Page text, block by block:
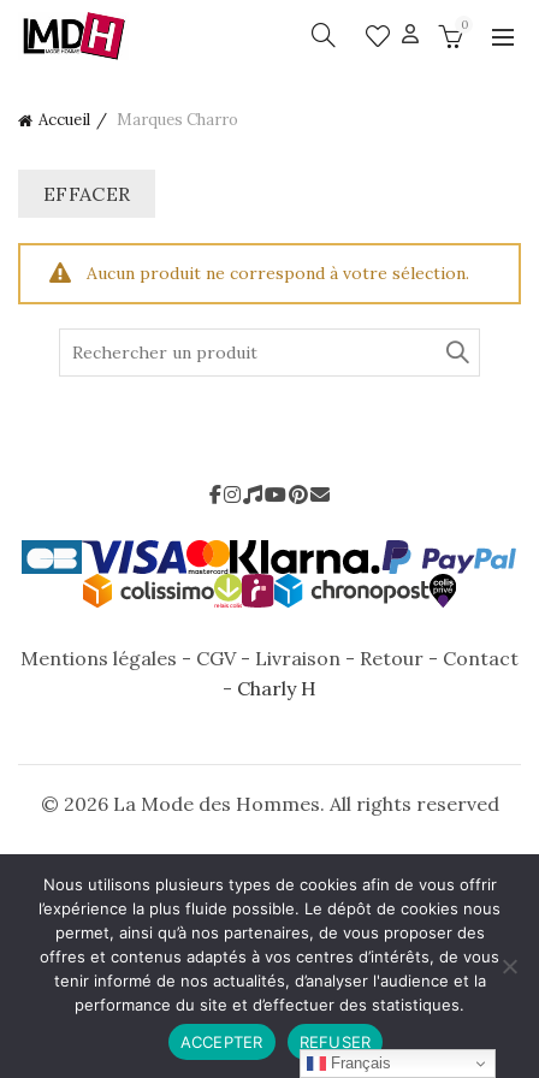
0
Accueil Marques Charro
EFFACER
Aucun produit ne correspond à votre sélection.
Mentions légales - CGV- Livraison - Retour - Contact
- Charly H
© 2026 La Mode des Hommes. All rights reserved
Français
Nous utilisons plusieurs types de cookies afin de vous offrir
l’expérience la plus fluide possible. Le dépôt de cookies nous
permet, ainsi qu’à nos partenaires, de vous proposer des
offres et contenus adaptés à vos centres d’intérêts, de vous
tenir informé de nos actualités, d’analyser l'audience et la
performance du site et d’effectuer des statistiques.
ACCEPTER
REFUSER